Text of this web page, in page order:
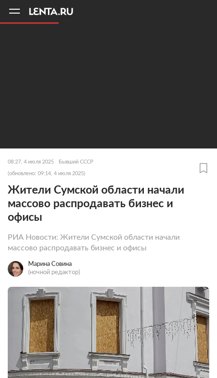
08:27, 4 июля 2025 Бывший СССР
(обновлено: 09:14, 4 июля 2025)
Жители Сумской области начали
массово распродавать бизнес и
офисы
РИА Новости: Жители Сумской области начали
массово распродавать бизнес и офисы
Марина Совина
(ночной редактор)